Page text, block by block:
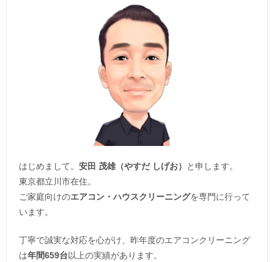
はじめまして。 安田 茂雄（やすだ しげお）
と申します。
東京都立川市在住。
ご家庭向けのエアコン・ハウスクリーニングを専門に行って
います。
丁寧で誠実な対応を心がけ、昨年度のエアコンクリーニング
は年間659台以上の実績があります。